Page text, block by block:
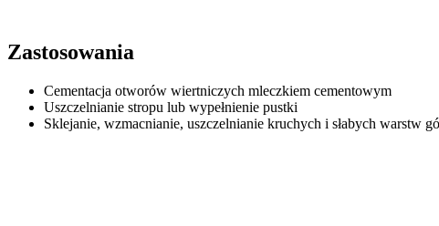
Zastosowania
Cementacja otworów wiertniczych mleczkiem cementowym
Uszczelnianie stropu lub wypełnienie pustki
Sklejanie, wzmacnianie, uszczelnianie kruchych i słabych warstw